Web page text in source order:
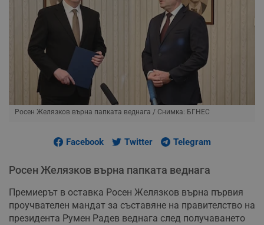
Росен Желязков върна папката веднага / Снимка: БГНЕС
Facebook Twitter Telegram
Росен Желязков върна папката веднага
Премиерът в оставка Росен Желязков върна първия
проучвателен мандат за съставяне на правителство на
президента Румен Радев веднага след получаването